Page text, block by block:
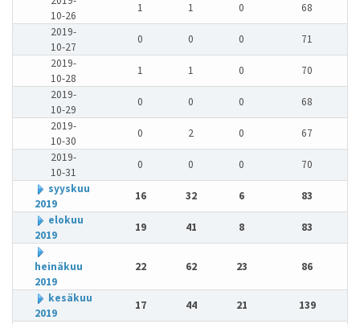
10-26
1 1 0
68
2019-
10-27
0 0 0
71
2019-
10-28
1 1 0
70
2019-
10-29
0 0 0
68
2019-
10-30
0 2 0
67
2019-
10-31
0 0 0
70
syyskuu
2019
16 32 6
83
elokuu
2019
19 41 8 83
heinäkuu
2019
22 62 23 86
kesäkuu
2019
17 44 21 139